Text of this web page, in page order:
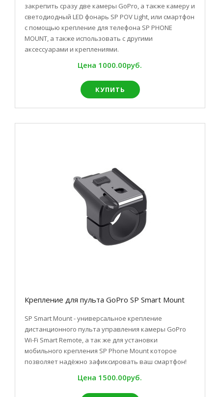
закрепить сразу две камеры GoPro, а также камеру и
светодиодный LED фонарь SP POV Light, или смартфон
с помощью крепление для телефона SP PHONE
MOUNT, а также использовать с другими
аксессуарами и креплениями.
Цена 1000.00руб.
КУПИТЬ
Крепление для пульта GoPro SP Smart Mount
SP Smart Mount - универсальное крепление
дистанционного пульта управления камеры GoPro
Wi-Fi Smart Remote, а так же для установки
мобильного крепления SP Phone Mount которое
позволяет надёжно зафиксировать ваш смартфон!
Цена 1500.00руб.